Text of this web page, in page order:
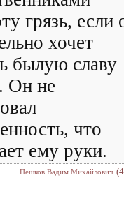
грязь, если
хочет
былую славу
Он не
что
ему руки.
Пешков Вадим Михайлович